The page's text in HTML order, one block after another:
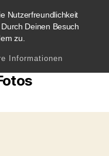
Nutzerfreundlichkeit
Deinen Besuch
zu.
Informationen